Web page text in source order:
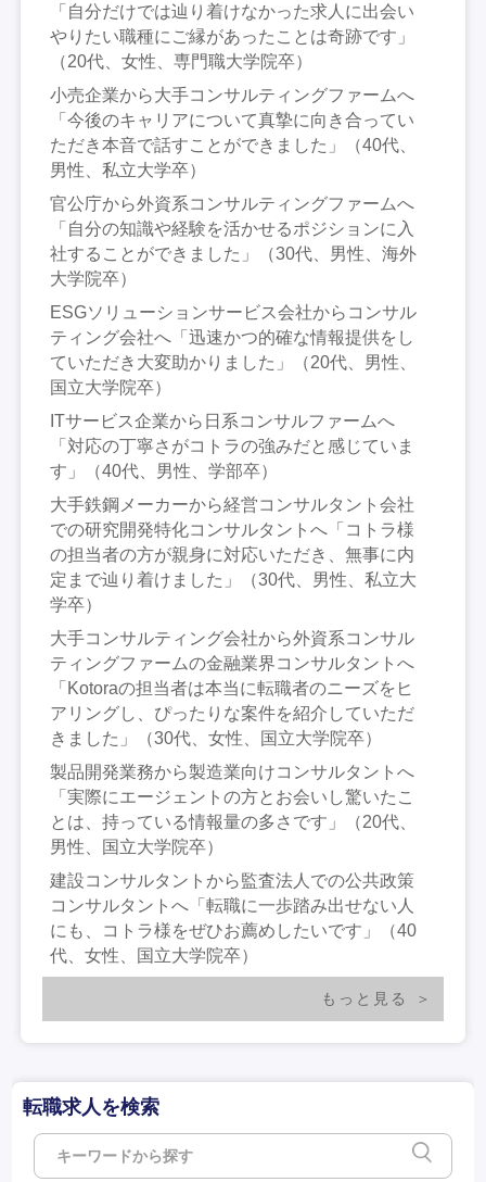
「自分だけでは辿り着けなかった求人に出会い
やりたい職種にご縁があったことは奇跡です」
（20代、女性、専門職大学院卒）
小売企業から大手コンサルティングファームへ
「今後のキャリアについて真摯に向き合ってい
ただき本音で話すことができました」（40代、
男性、私立大学卒）
官公庁から外資系コンサルティングファームへ
「自分の知識や経験を活かせるポジションに入
社することができました」（30代、男性、海外
大学院卒）
ESGソリューションサービス会社からコンサル
ティング会社へ「迅速かつ的確な情報提供をし
ていただき大変助かりました」（20代、男性、
国立大学院卒）
ITサービス企業から日系コンサルファームへ
「対応の丁寧さがコトラの強みだと感じていま
す」（40代、男性、学部卒）
大手鉄鋼メーカーから経営コンサルタント会社
での研究開発特化コンサルタントへ「コトラ様
の担当者の方が親身に対応いただき、無事に内
定まで辿り着けました」（30代、男性、私立大
学卒）
大手コンサルティング会社から外資系コンサル
ティングファームの金融業界コンサルタントへ
「Kotoraの担当者は本当に転職者のニーズをヒ
アリングし、ぴったりな案件を紹介していただ
きました」（30代、女性、国立大学院卒）
製品開発業務から製造業向けコンサルタントへ
「実際にエージェントの方とお会いし驚いたこ
とは、持っている情報量の多さです」（20代、
男性、国立大学院卒）
建設コンサルタントから監査法人での公共政策
コンサルタントへ「転職に一歩踏み出せない人
にも、コトラ様をぜひお薦めしたいです」（40
代、女性、国立大学院卒）
もっと見る
転職求人を検索